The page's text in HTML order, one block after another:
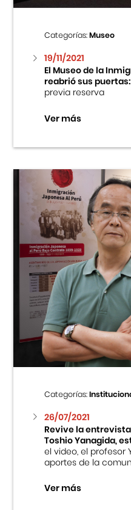
Categorías:Museo
19/11/2021
El Museo de la
reabrió sus puertas:
previa reserva
Ver más
Categorías:
26/07/2021
Revive la
Toshio Yanagida,
el video, el profesor
aportes de la
Ver más